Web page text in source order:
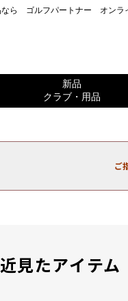
なら ゴルフパートナー オンラ
新品
クラブ・用品
ご
見たアイテム